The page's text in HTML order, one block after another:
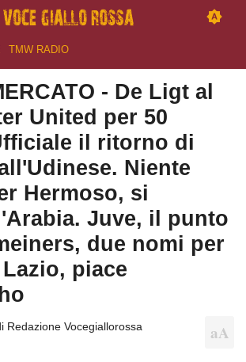
TMW RADIO
- De Ligt al
United per 50
il ritorno di
Niente
Hermoso, si
Juve, il punto
due nomi per
piace
Redazione Vocegiallorossa